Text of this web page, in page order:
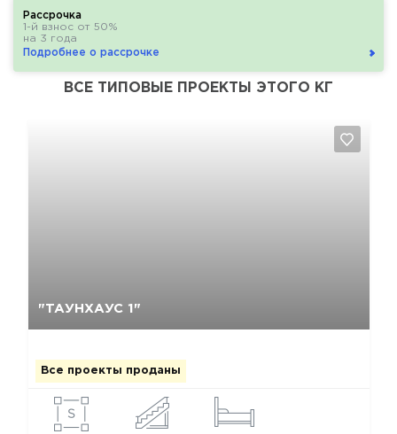
Рассрочка
1-й взнос от 50%
на 3 года
Подробнее о рассрочке
ВСЕ ТИПОВЫЕ ПРОЕКТЫ ЭТОГО КГ
"ТАУНХАУС 1"
Все проекты проданы